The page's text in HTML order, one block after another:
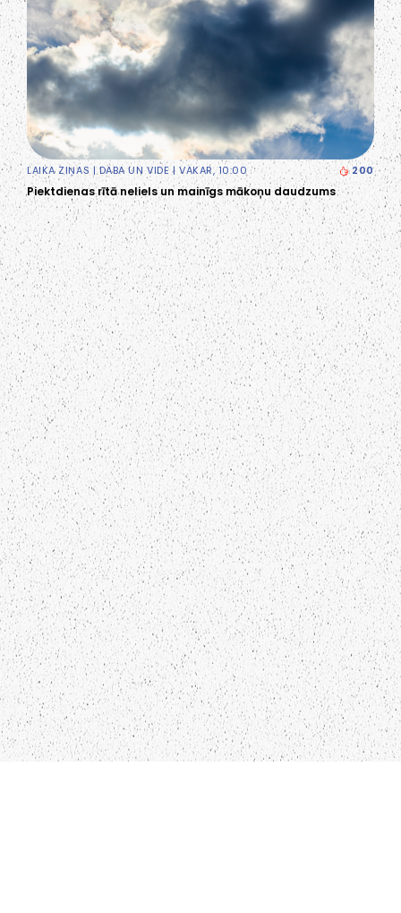
LAIKA ZIŅAS |DABA UN VIDE| VAKAR, 10:00 200
Piektdienas rītā neliels un mainīgs mākoņu daudzums